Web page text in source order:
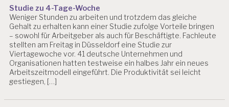
B
E
R
A
T
U
N
G
Studie zu 4-Tage-Woche
Weniger Stunden zu arbeiten und trotzdem das gleiche
Gehalt zu erhalten kann einer Studie zufolge Vorteile bringen
– sowohl für Arbeitgeber als auch für Beschäftigte. Fachleute
stellten am Freitag in Düsseldorf eine Studie zur
Viertagewoche vor. 41 deutsche Unternehmen und
Organisationen hatten testweise ein halbes Jahr ein neues
Arbeitszeitmodell eingeführt. Die Produktivität sei leicht
gestiegen, […]